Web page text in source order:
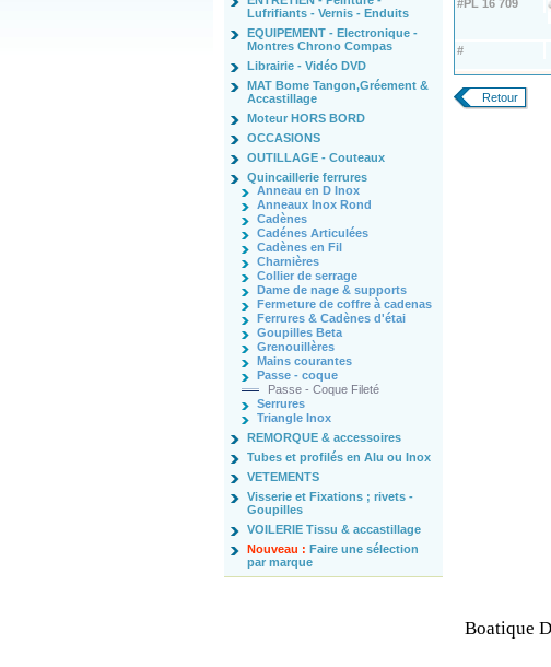
Lufrifiants - Vernis - Enduits
EQUIPEMENT - Electronique -
Montres Chrono Compas
Librairie - Vidéo DVD
MAT Bome Tangon,Gréement &
Accastillage
Moteur HORS BORD
OCCASIONS
OUTILLAGE - Couteaux
Quincaillerie ferrures
Anneau en D Inox
Anneaux Inox Rond
Cadènes
Cadénes Articulées
Cadènes en Fil
Charnières
Collier de serrage
Dame de nage & supports
Fermeture de coffre à cadenas
Ferrures & Cadènes d'étai
Goupilles Beta
Grenouillères
Mains courantes
Passe - coque
Passe - Coque Fileté
Serrures
Triangle Inox
REMORQUE & accessoires
Tubes et profilés en Alu ou Inox
VETEMENTS
Visserie et Fixations ; rivets -
Goupilles
VOILERIE Tissu & accastillage
Nouveau : Faire une sélection
par marque
#PL 16 709
#
Retour
Boatique